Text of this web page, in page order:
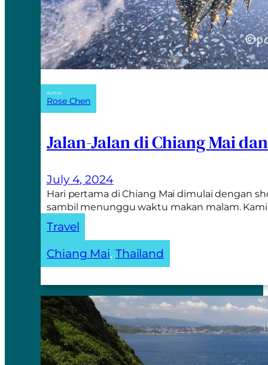
Author:
Rose Chen
Jalan-Jalan di Chiang Mai
July 4, 2024
Hari pertama di Chiang Mai dimulai dengan
sambil menunggu waktu makan malam.
Travel
Chiang Mai, Thailand